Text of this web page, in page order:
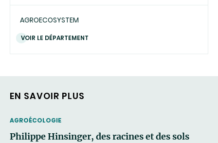
AGROECOSYSTEM
VOIR LE DÉPARTEMENT
EN SAVOIR PLUS
THEMATIC
AGROÉCOLOGIE
Philippe Hinsinger, des racines et des sols